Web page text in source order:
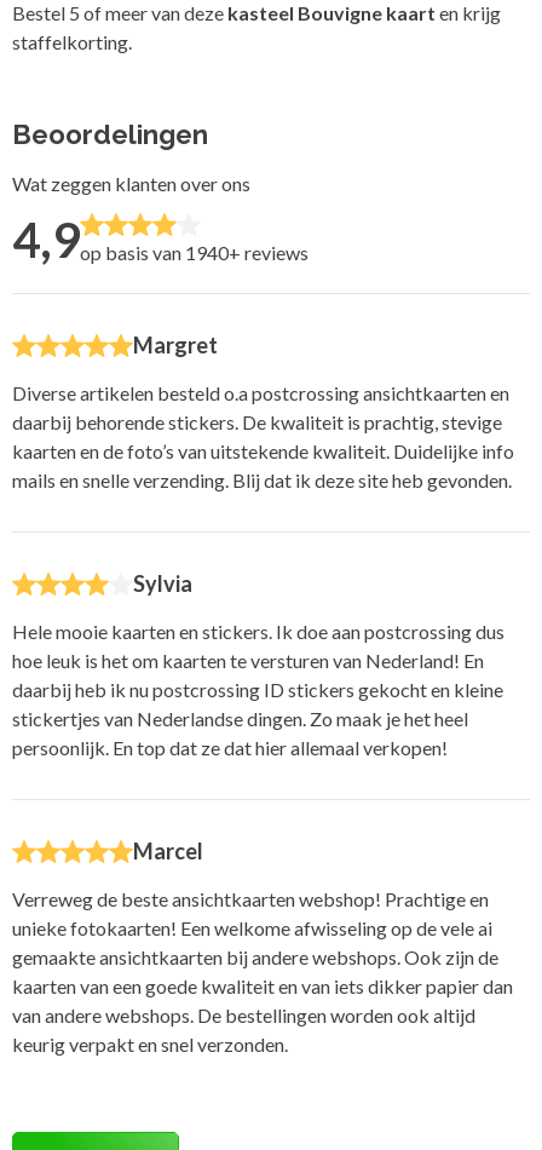
Bestel 5 of meer van deze kasteel Bouvigne kaart en krijg
staffelkorting.
Beoordelingen
Wat zeggen klanten over ons
4,9op basis van 1940+ reviews
Margret
Diverse artikelen besteld o.a postcrossing ansichtkaarten en
daarbij behorende stickers. De kwaliteit is prachtig, stevige
kaarten en de foto’s van uitstekende kwaliteit. Duidelijke info
mails en snelle verzending. Blij dat ik deze site heb gevonden.
Sylvia
Hele mooie kaarten en stickers. Ik doe aan postcrossing dus
hoe leuk is het om kaarten te versturen van Nederland! En
daarbij heb ik nu postcrossing ID stickers gekocht en kleine
stickertjes van Nederlandse dingen. Zo maak je het heel
persoonlijk. En top dat ze dat hier allemaal verkopen!
Marcel
Verreweg de beste ansichtkaarten webshop! Prachtige en
unieke fotokaarten! Een welkome afwisseling op de vele ai
gemaakte ansichtkaarten bij andere webshops. Ook zijn de
kaarten van een goede kwaliteit en van iets dikker papier dan
van andere webshops. De bestellingen worden ook altijd
keurig verpakt en snel verzonden.